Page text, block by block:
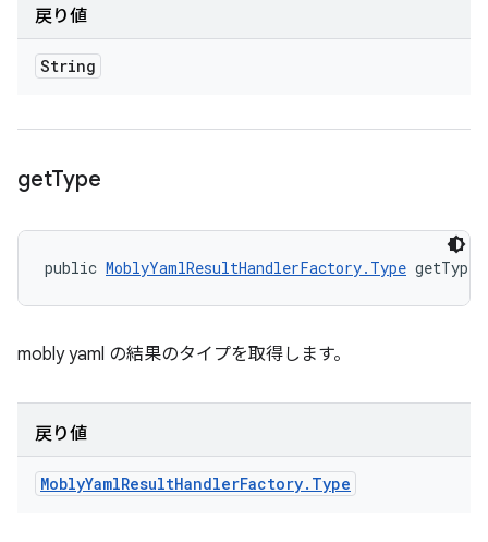
戻り値
String
getType
public MoblyYamlResultHandlerFactory.Type
mobly yaml の結果のタイプを取得します。
戻り値
MoblyYamlResultHandlerFactory. Type